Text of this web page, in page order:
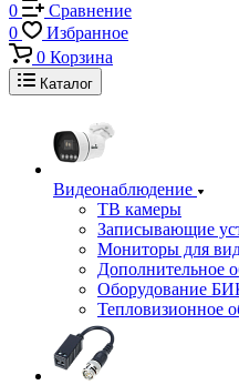
0
Сравнение
0
Избранное
0 Корзина
Каталог
Видеонаблюдение
ТВ камеры
Записывающие
Мониторы для
Дополнительное
Оборудование
Тепловизионное